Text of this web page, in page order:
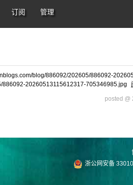
订阅 管理
blog/886092/202605/886092-
20260513115612317-705346985.jpg
posted @
浙公网安备